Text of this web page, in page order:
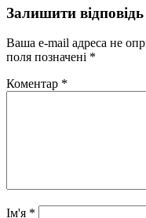
Залишити відповідь
Ваша e-mail адреса не
поля позначені *
Коментар *
Ім'я *